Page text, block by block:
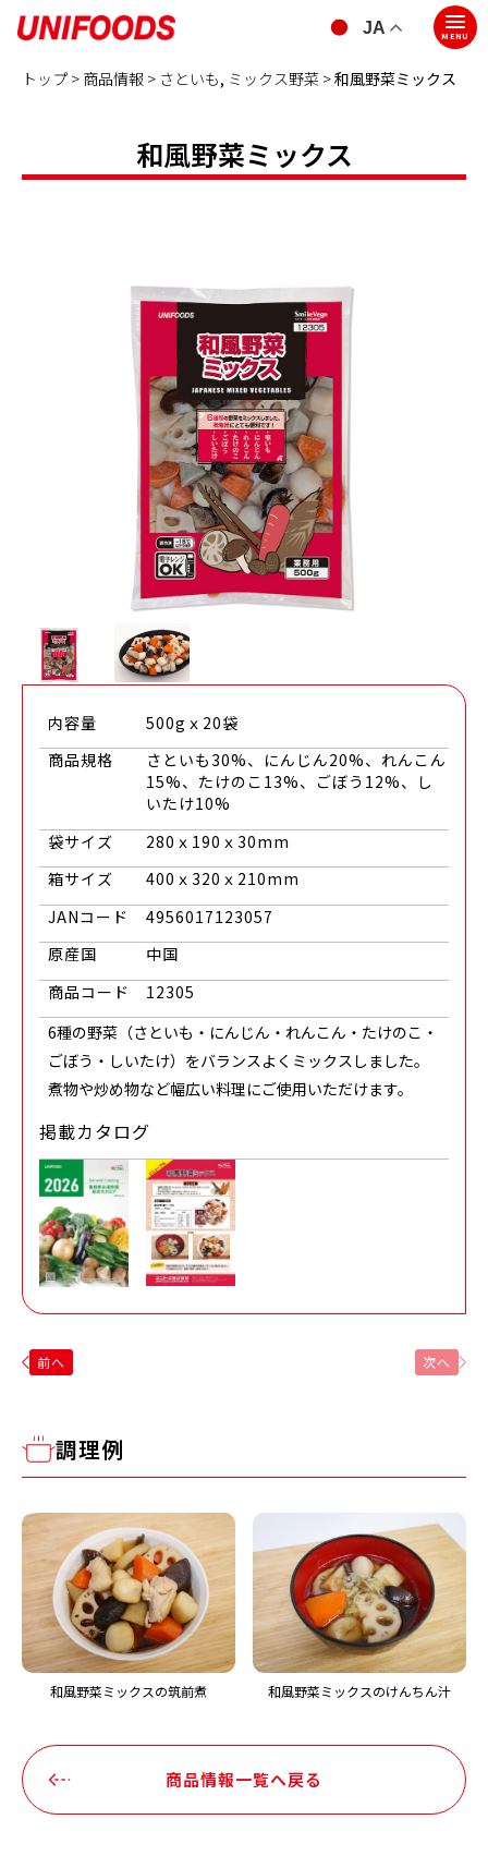
MENU
トップ > 商品情報 > さといも, ミックス野菜 >和風野菜ミックス
和風野菜ミックス
内容量
500gｘ20袋
商品規格
さといも30%、にんじん20%、れんこん
15%、たけのこ13%、ごぼう12%、し
いたけ10%
袋サイズ
280ｘ190ｘ30mm
箱サイズ
400ｘ320ｘ210mm
JANコード
4956017123057
原産国
中国
商品コード
12305
6種の野菜（さといも・にんじん・れんこん・たけのこ・
ごぼう・しいたけ）をバランスよくミックスしました。
煮物や炒め物など幅広い料理にご使用いただけます。
掲載カタログ
前へ 次へ
調理例
和風野菜ミックスの筑前煮 和風野菜ミックスのけんちん汁
商品情報一覧へ戻る
JA